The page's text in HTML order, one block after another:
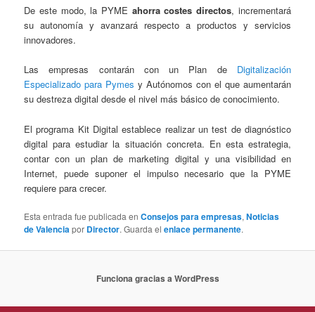
De este modo, la PYME ahorra costes directos, incrementará
su autonomía y avanzará respecto a productos y servicios
innovadores.
Las empresas contarán con un Plan de Digitalización
Especializado para Pymes y Autónomos con el que aumentarán
su destreza digital desde el nivel más básico de conocimiento.
El programa Kit Digital establece realizar un test de diagnóstico
digital para estudiar la situación concreta. En esta estrategia,
contar con un plan de marketing digital y una visibilidad en
Internet, puede suponer el impulso necesario que la PYME
requiere para crecer.
Esta entrada fue publicada enConsejos para empresas,Noticias
de Valenciapor Director. Guarda elenlace permanente.
Funciona gracias a WordPress